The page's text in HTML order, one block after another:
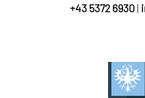
+43 5372 6930|